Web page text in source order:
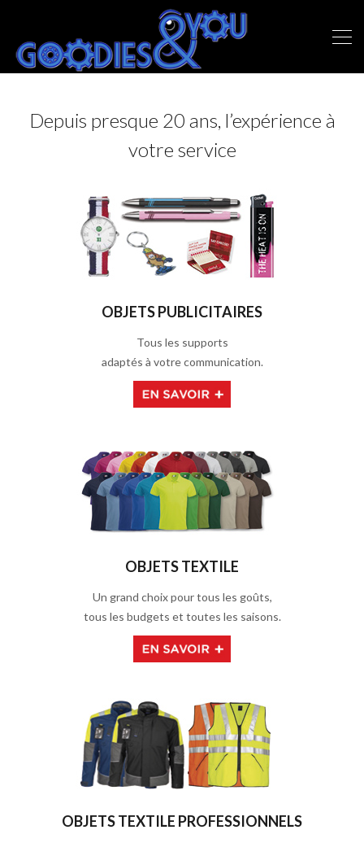
Depuis presque 20 ans, l’expérience à
votre service
OBJETS PUBLICITAIRES
Tous les supports
adaptés à votre communication.
OBJETS TEXTILE
Un grand choix pour tous les goûts,
tous les budgets et toutes les saisons.
OBJETS TEXTILE PROFESSIONNELS